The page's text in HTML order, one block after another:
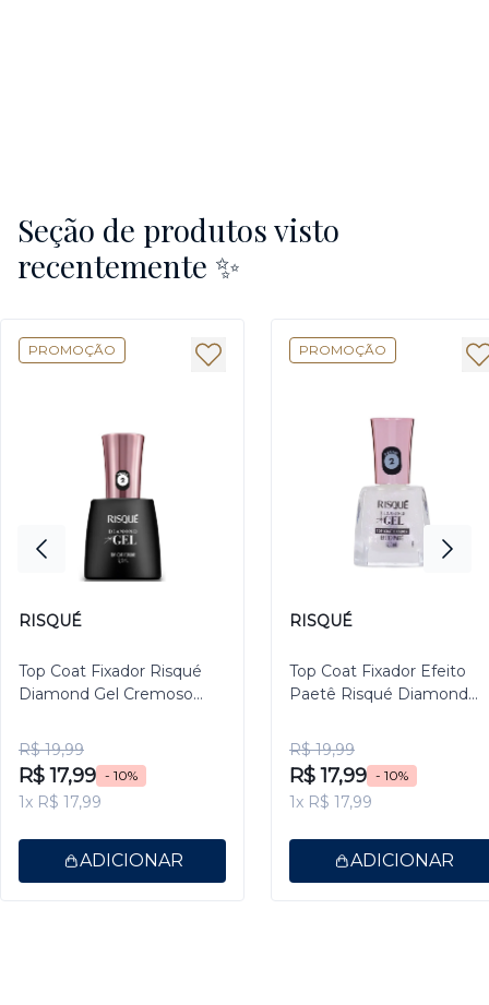
Seção de produtos visto
recentemente ✨
PROMOÇÃO
RISQUÉ
Top Coat Fixador Risqué
Diamond Gel Cremoso
R$ 19,99
R$ 17,99 - 10%
1x R$ 17,99
ADICIONAR
PROMOÇÃO
RISQUÉ
Top Coat Fixador Efeito
Paetê Risqué Diamond
R$ 19,99
R$ 17,99 - 10%
1x R$ 17,99
ADICIONAR